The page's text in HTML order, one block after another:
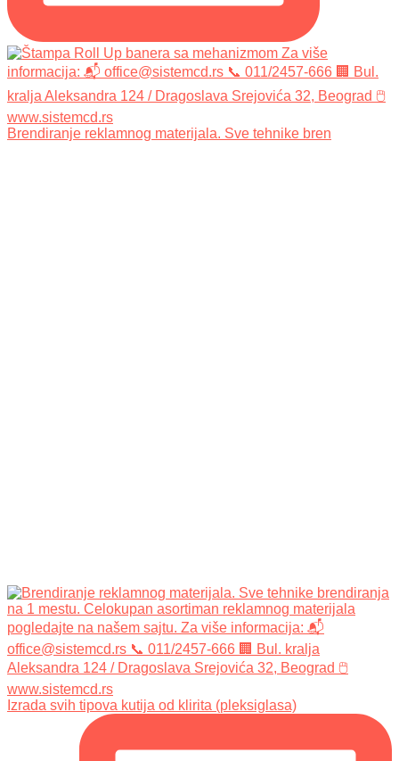
Brendiranje reklamnog materijala. Sve tehnike bren
Izrada svih tipova kutija od klirita (pleksiglasa)